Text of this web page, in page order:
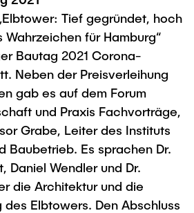
Tief gegründet, hoch
Wahrzeichen für Hamburg“
Bautag 2021 Corona-
Neben der Preisverleihung
gab es auf dem Forum
und Praxis Fachvorträge,
Grabe, Leiter des Instituts
Baubetrieb. Es sprachen Dr.
Daniel Wendler und Dr.
die Architektur und die
des Elbtowers. Den Abschluss